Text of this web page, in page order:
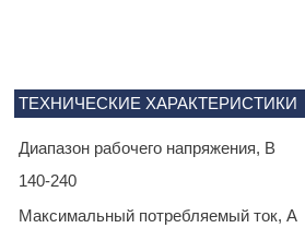
ТЕХНИЧЕСКИЕ ХАРАКТЕРИСТИКИ
Диапазон рабочего напряжения, В
140-240
Максимальный потребляемый ток, А